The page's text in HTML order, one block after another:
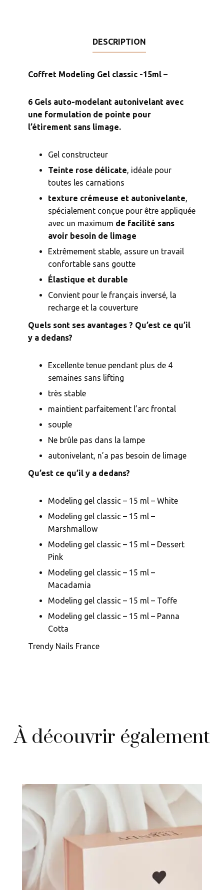
DESCRIPTION
Coffret Modeling Gel classic -15ml –
6 Gels auto-modelant autonivelant avec
une formulation de pointe pour
l’étirement sans limage.
Gel constructeur
Teinte rose délicate, idéale pour
toutes les carnations
texture crémeuse et autonivelante,
spécialement conçue pour être appliquée
avec un maximum de facilité sans
avoir besoin de limage
Extrêmement stable, assure un travail
confortable sans goutte
Élastique et durable
Convient pour le français inversé, la
recharge et la couverture
Quels sont ses avantages ? Qu’est ce qu’il
y a dedans?
Excellente tenue pendant plus de 4
semaines sans lifting
très stable
maintient parfaitement l’arc frontal
souple
Ne brûle pas dans la lampe
autonivelant, n’a pas besoin de limage
Qu’est ce qu’il y a dedans?
Modeling gel classic – 15 ml – White
Modeling gel classic – 15 ml –
Marshmallow
Modeling gel classic – 15 ml – Dessert
Pink
Modeling gel classic – 15 ml –
Macadamia
Modeling gel classic – 15 ml – Toffe
Modeling gel classic – 15 ml – Panna
Cotta
Trendy Nails France
À découvrir également